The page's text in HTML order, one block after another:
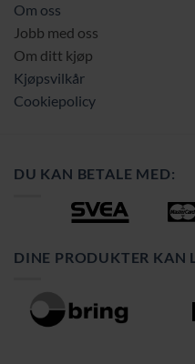
Om oss
Jobb med oss
Om ditt kjøp
Kjøpsvilkår
Cookiepolicy
DU KAN BETALE MED:
DINE PRODUKTER KAN